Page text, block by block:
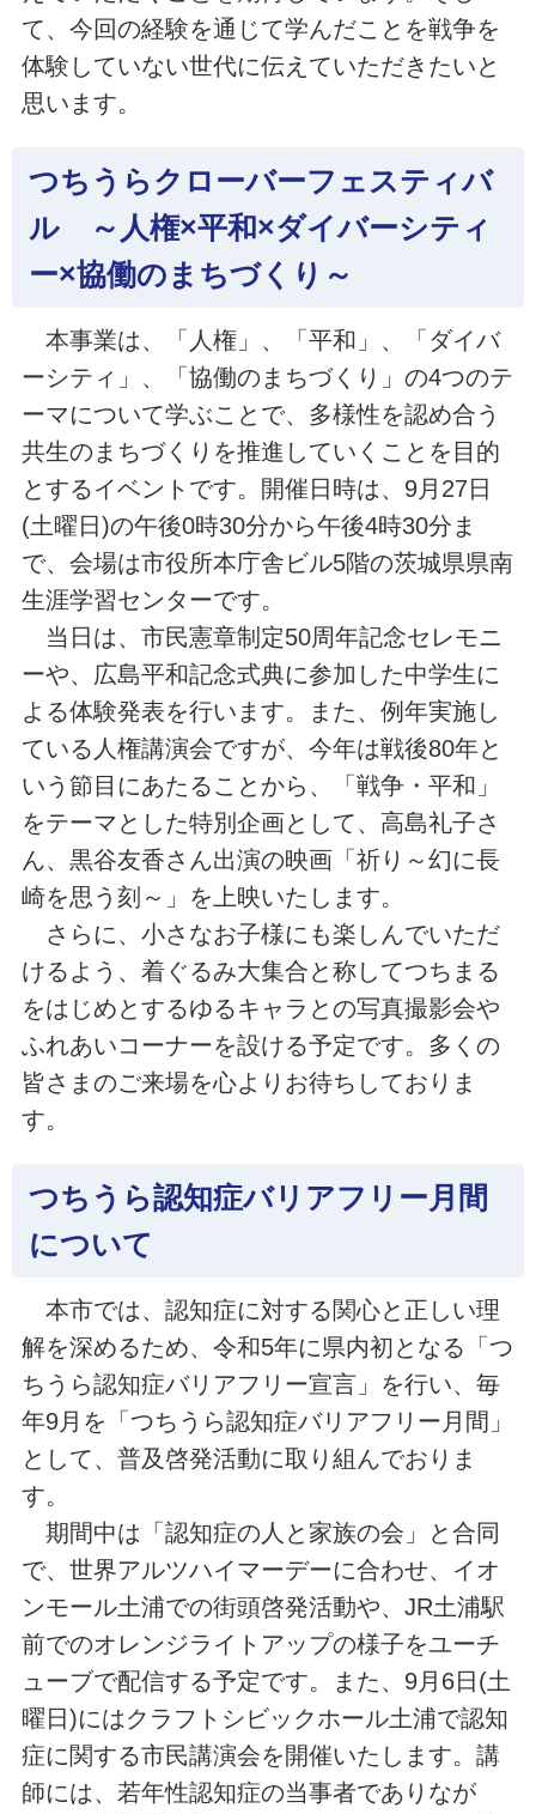
て、今回の経験を通じて学んだことを戦争を
体験していない世代に伝えていただきたいと
思います。
つちうらクローバーフェスティバ
ル ～人権×平和×ダイバーシティ
ー×協働のまちづくり～
本事業は、「人権」、「平和」、「ダイバ
ーシティ」、「協働のまちづくり」の4つのテ
ーマについて学ぶことで、多様性を認め合う
共生のまちづくりを推進していくことを目的
とするイベントです。開催日時は、9月27日
(土曜日)の午後0時30分から午後4時30分ま
で、会場は市役所本庁舎ビル5階の茨城県県南
生涯学習センターです。
当日は、市民憲章制定50周年記念セレモニ
ーや、広島平和記念式典に参加した中学生に
よる体験発表を行います。また、例年実施し
ている人権講演会ですが、今年は戦後80年と
いう節目にあたることから、「戦争・平和」
をテーマとした特別企画として、高島礼子さ
ん、黒谷友香さん出演の映画「祈り～幻に長
崎を思う刻～」を上映いたします。
さらに、小さなお子様にも楽しんでいただ
けるよう、着ぐるみ大集合と称してつちまる
をはじめとするゆるキャラとの写真撮影会や
ふれあいコーナーを設ける予定です。多くの
皆さまのご来場を心よりお待ちしておりま
す。
つちうら認知症バリアフリー月間
について
本市では、認知症に対する関心と正しい理
解を深めるため、令和5年に県内初となる「つ
ちうら認知症バリアフリー宣言」を行い、毎
年9月を「つちうら認知症バリアフリー月間」
として、普及啓発活動に取り組んでおりま
す。
期間中は「認知症の人と家族の会」と合同
で、世界アルツハイマーデーに合わせ、イオ
ンモール土浦での街頭啓発活動や、JR土浦駅
前でのオレンジライトアップの様子をユーチ
ューブで配信する予定です。また、9月6日(土
曜日)にはクラフトシビックホール土浦で認知
症に関する市民講演会を開催いたします。講
師には、若年性認知症の当事者でありなが